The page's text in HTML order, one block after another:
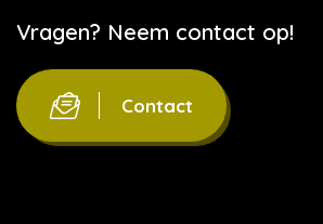
Vragen? Neem contact op!
Contact